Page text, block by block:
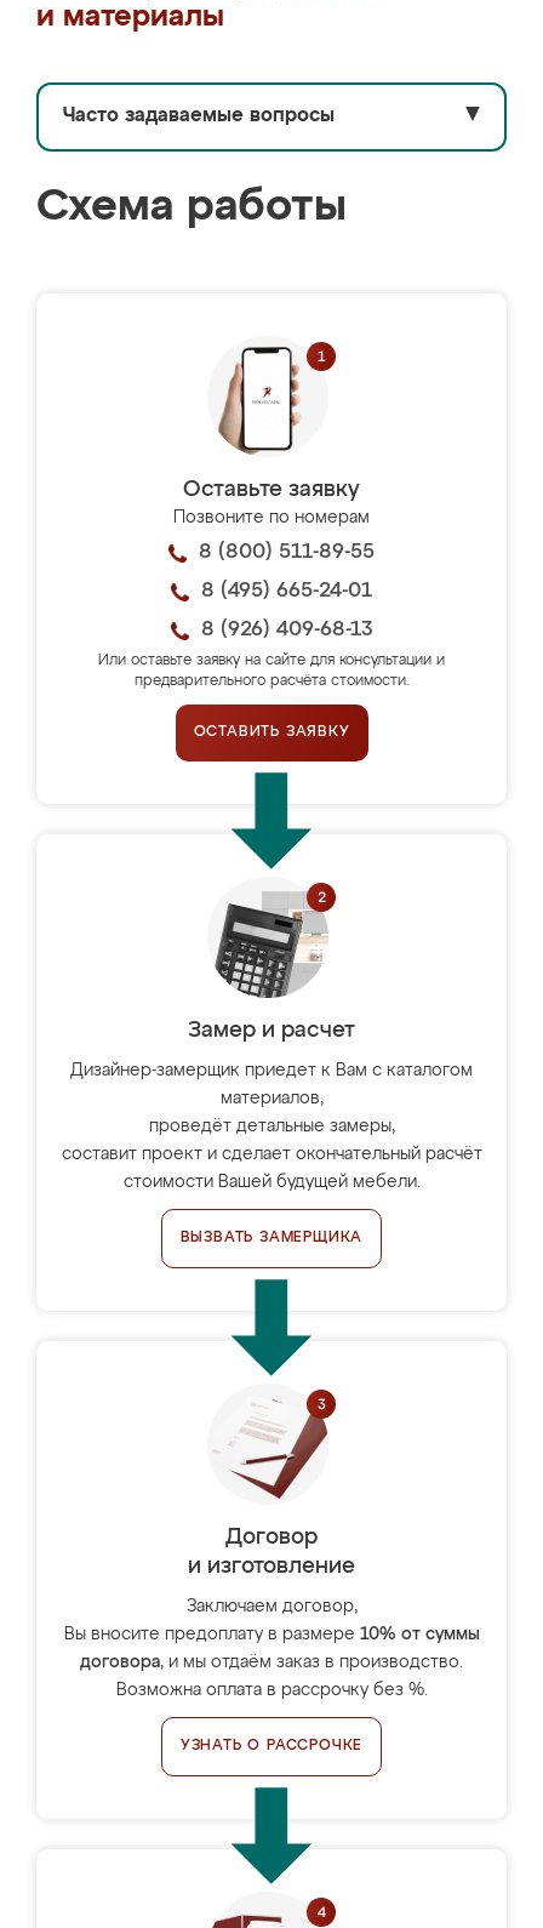
и материалы
Часто задаваемые вопросы ▼
Схема работы
Оставьте заявку
Позвоните по номерам
8 (800) 511-89-55
8 (495) 665-24-01
8 (926) 409-68-13
Или оставьте заявку на сайте для консультации и
предварительного расчёта стоимости.
ОСТАВИТЬ ЗАЯВКУ
Замер и расчет
Дизайнер-замерщик приедет к Вам с каталогом
материалов,
проведёт детальные замеры,
составит проект и сделает окончательный расчёт
стоимости Вашей будущей мебели.
ВЫЗВАТЬ ЗАМЕРЩИКА
Договор
и изготовление
Заключаем договор,
Вы вносите предоплату в размере 10% от суммы
договора, и мы отдаём заказ в производство.
Возможна оплата в рассрочку без %.
УЗНАТЬ О РАССРОЧКЕ